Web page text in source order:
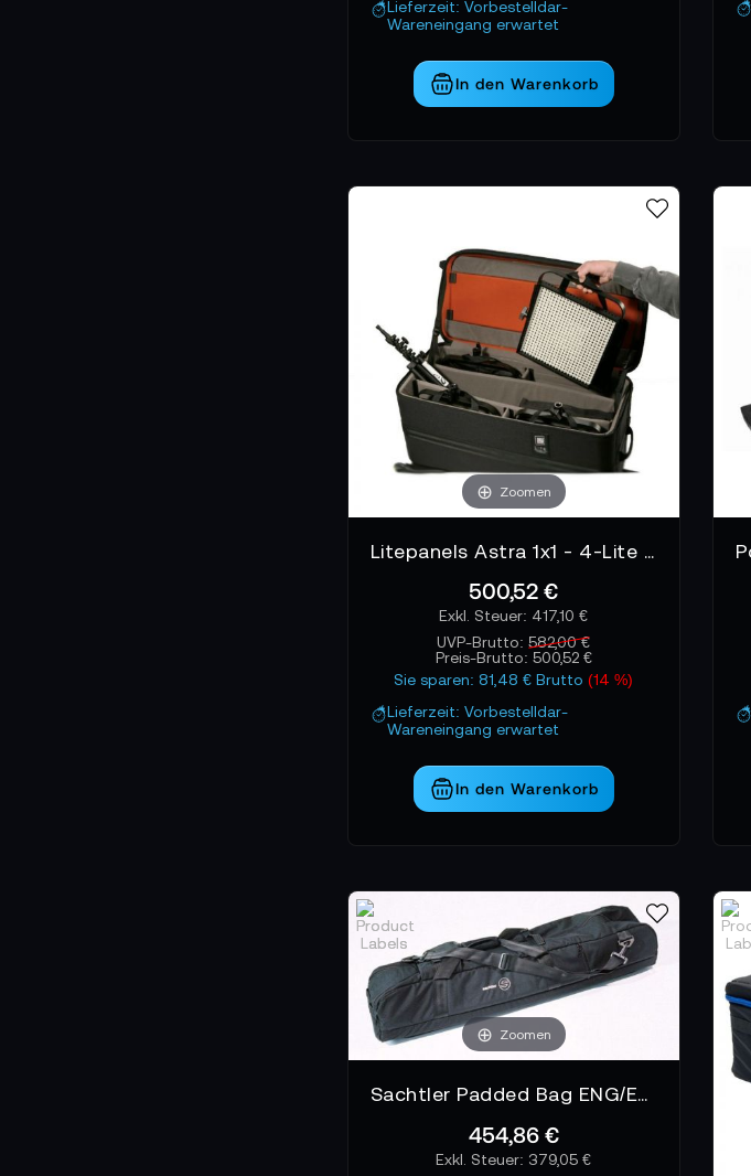
Lieferzeit: Vorbestelldar-
Wareneingang erwartet
In den Warenkorb
Zoomen
Litepanels Astra 1x1 - 4-Lite Transporttasche
500,52 €
417,10 €
UVP-Brutto:582,00 €
Preis-Brutto: 500,52 €
Sie sparen: 81,48 € Brutto(14 %)
Lieferzeit: Vorbestelldar-
Wareneingang erwartet
In den Warenkorb
Zoomen
Sachtler Padded Bag ENG/EFP - Polstertasche
454,86 €
379,05 €